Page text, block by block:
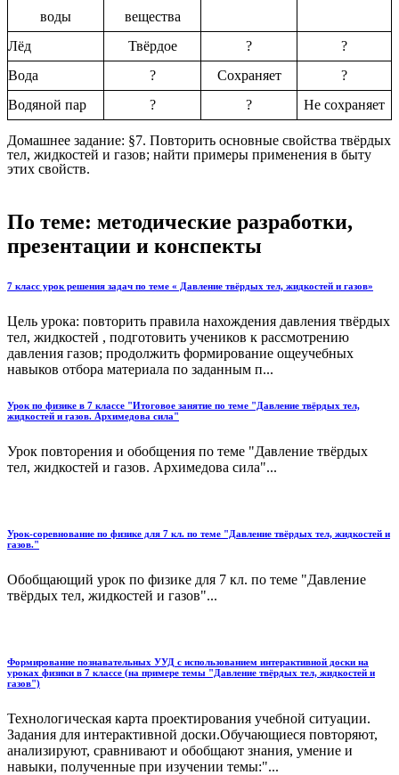
воды
вещества
Лёд Твёрдое ?
?
Вода
? Сохраняет
?
Водяной пар
? ? Не сохраняет
Домашнее задание: §7. Повторить основные свойства твёрдых
тел, жидкостей и газов; найти примеры применения в быту
этих свойств.
По теме: методические разработки,
презентации и конспекты
7 класс урок решения задач по теме « Давление твёрдых тел, жидкостей и газов»
Цель урока: повторить правила нахождения давления твёрдых
тел, жидкостей , подготовить учеников к рассмотрению
давления газов; продолжить формирование ощеучебных
навыков отбора материала по заданным п...
Урок по физике в 7 классе "Итоговое занятие по теме "Давление твёрдых тел,
жидкостей и газов. Архимедова сила"
Урок повторения и обобщения по теме "Давление твёрдых
тел, жидкостей и газов. Архимедова сила"...
Урок-соревнование по физике для 7 кл. по теме "Давление твёрдых тел, жидкостей и
газов."
Обобщающий урок по физике для 7 кл. по теме "Давление
твёрдых тел, жидкостей и газов"...
Формирование познавательных УУД с использованием интерактивной доски на
уроках физики в 7 классе (на примере темы "Давление твёрдых тел, жидкостей и
газов")
Технологическая карта проектирования учебной ситуации.
Задания для интерактивной доски.Обучающиеся повторяют,
анализируют, сравнивают и обобщают знания, умение и
навыки, полученные при изучении темы:"...